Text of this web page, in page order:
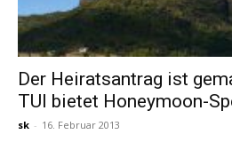
Der Heiratsantrag ist
TUI bietet Honeymoon-
sk - 16. Februar 2013